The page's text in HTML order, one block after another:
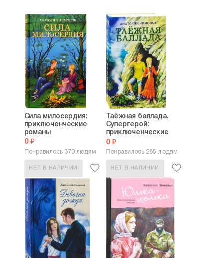
Сила милосердия:
приключенческие
романы
0 ₽
Понравилось 370 людям
НЕТ В НАЛИЧИИ
Таёжная баллада.
Супергерой:
приключенческие
романы
0 ₽
Понравилось 285 людям
НЕТ В НАЛИЧИИ